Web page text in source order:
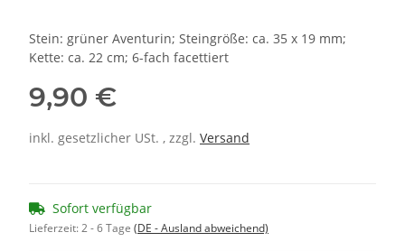
Stein: grüner Aventurin; Steingröße: ca. 35 x 19 mm;
Kette: ca. 22 cm; 6-fach facettiert
9,90 €
inkl. gesetzlicher USt. , zzgl. Versand
Sofort verfügbar
Lieferzeit:2 - 6 Tage (DE - Ausland abweichend)